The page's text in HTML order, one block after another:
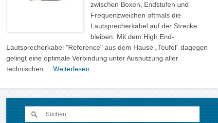
zwischen Boxen, Endstufen und
Frequenzweichen oftmals die
Lautsprecherkabel auf der Strecke
bleiben. Mit dem High End-
Lautsprecherkabel "Reference" aus dem Hause „Teufel“ dagegen
gelingt eine optimale Verbindung unter Ausnutzung aller
technischen ...Weiterlesen...